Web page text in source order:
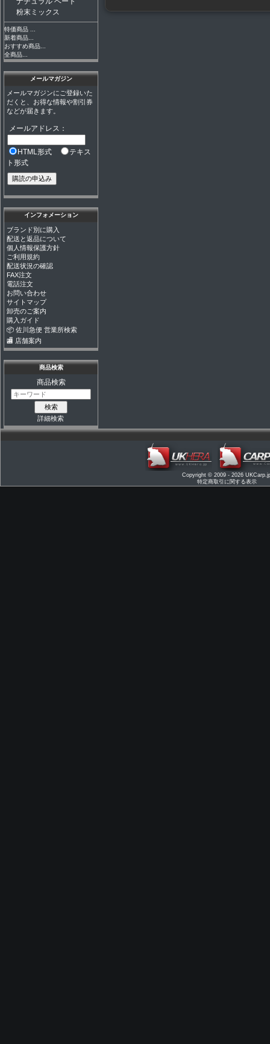
粉末ミックス
特価商品 ...
新着商品...
おすすめ商品...
全商品...
メールマガジン
メールマガジンにご登録いた
だくと、お得な情報や割引券
などが届きます。
メールアドレス：
HTML形式
テキス
ト形式
インフォメーション
ブランド別に購入
配送と返品について
個人情報保護方針
ご利用規約
配送状況の確認
FAX注文
電話注文
お問い合わせ
サイトマップ
卸売のご案内
購入ガイド
📦 佐川急便 営業所検索
🏬 店舗案内
商品検索
商品検索
詳細検索
Copyright © 2009 - 2026
特定商取引に関する表示